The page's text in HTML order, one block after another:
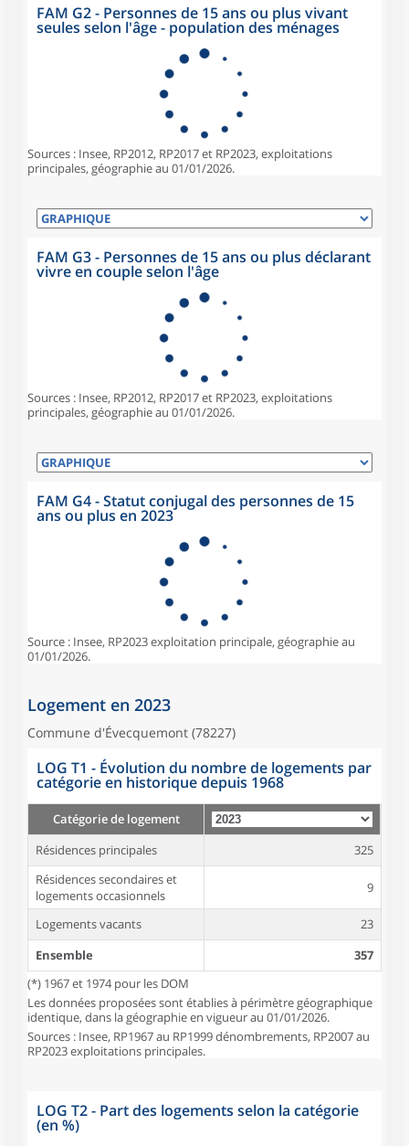
FAM G2 - Personnes de 15 ans ou plus vivant
seules selon l'âge - population des ménages
Sources : Insee, RP2012, RP2017 et RP2023, exploitations
principales, géographie au 01/01/2026.
FAM G3 - Personnes de 15 ans ou plus déclarant
vivre en couple selon l'âge
Sources : Insee, RP2012, RP2017 et RP2023, exploitations
principales, géographie au 01/01/2026.
FAM G4 - Statut conjugal des personnes de 15
ans ou plus en 2023
Source : Insee, RP2023 exploitation principale, géographie au
01/01/2026.
Logement en 2023
Commune d'Évecquemont (78227)
LOG T1 - Évolution du nombre de logements par
catégorie en historique depuis 1968
Catégorie de logement
Résidences principales
325
Résidences secondaires et
logements occasionnels
9
Logements vacants
23
Ensemble
357
(*) 1967 et 1974 pour les DOM
Les données proposées sont établies à périmètre géographique
identique, dans la géographie en vigueur au 01/01/2026.
Sources : Insee, RP1967 au RP1999 dénombrements, RP2007 au
RP2023 exploitations principales.
LOG T2 - Part des logements selon la catégorie
(en %)